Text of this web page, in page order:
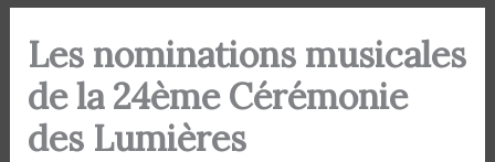
Les nominations musicales
de la 24ème Cérémonie
des Lumières